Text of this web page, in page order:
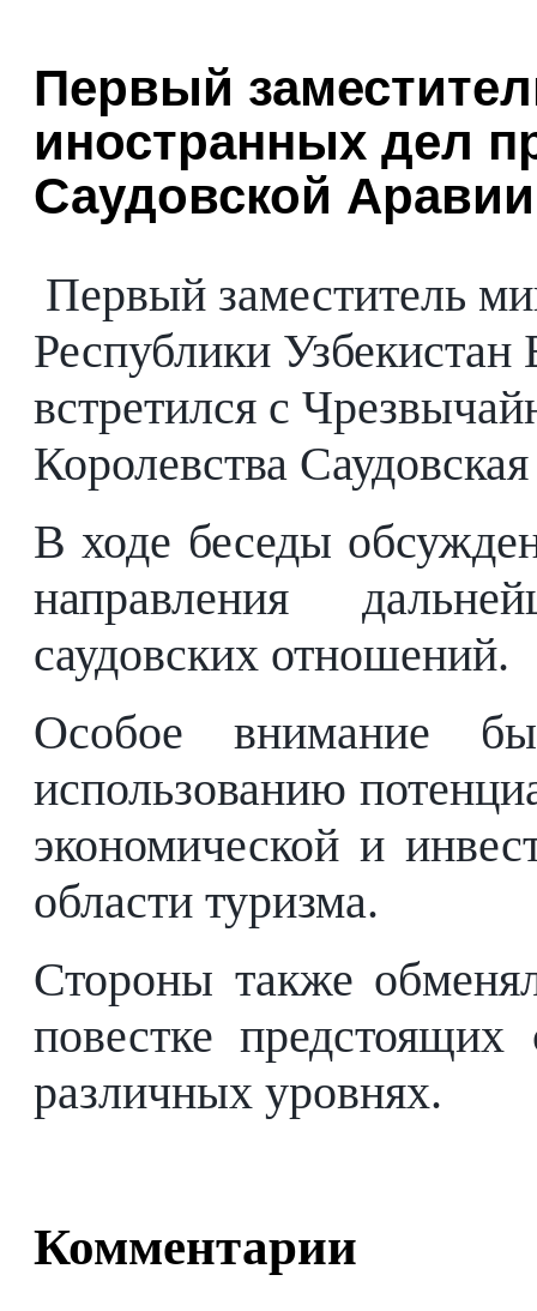
Первый
иностранных дел
Саудовской Аравии
Первый заместитель
Республики
встретился с
Королевства
В ходе беседы
направления
саудовских отношений.
Особое внимание
использованию
экономической и
области туризма.
Стороны также
повестке
различных уровнях.
Комментарии